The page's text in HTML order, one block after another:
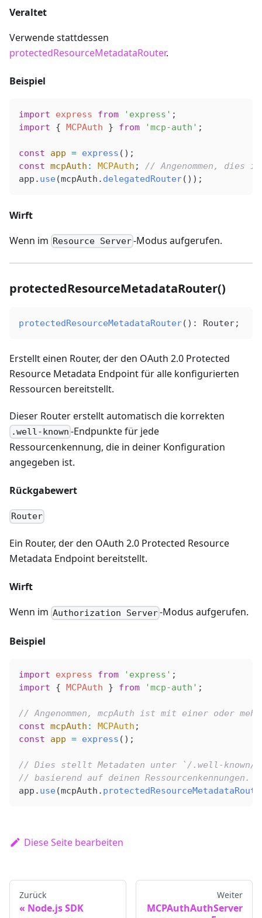
Veraltet
Verwende stattdessen
protectedResourceMetadataRouter.
Beispiel
import express from 'express' ;
import { MCPAuth } from 'mcp-auth' ;
const app = express ();
const mcpAuth : MCPAuth ; // Angenommen,
app . use(mcpAuth . delegatedRouter());
Wirft
Wenn im Resource Server-Modus aufgerufen.
protectedResourceMetadataRouter()
protectedResourceMetadataRouter(): Router;
Erstellt einen Router, der den OAuth 2.0 Protected
Resource Metadata Endpoint für alle konfigurierten
Ressourcen bereitstellt.
Dieser Router erstellt automatisch die korrekten
.well-known -Endpunkte für jede
Ressourcenkennung, die in deiner Konfiguration
angegeben ist.
Rückgabewert
Router
Ein Router, der den OAuth 2.0 Protected Resource
Metadata Endpoint bereitstellt.
Wirft
Wenn im Authorization Server-Modus aufgerufen.
Beispiel
import express from 'express' ;
import { MCPAuth } from 'mcp-auth' ;
// Angenommen, mcpAuth ist mit einer oder
const mcpAuth : MCPAuth ;
const app = express ();
// Dies stellt Metadaten unter `/.well-known/
// basierend auf deinen Ressourcenkennungen.
app . use(mcpAuth .
Diese Seite bearbeiten
Zurück
Node.js SDK
Weiter
MCPAuthAuthServer